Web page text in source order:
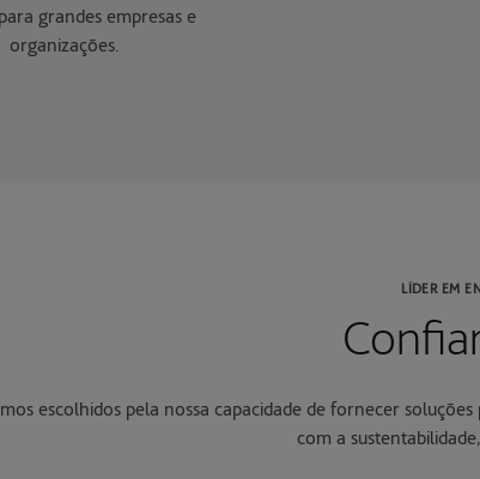
grandes empresas e
organizações.
LÍDER EM
escolhidos pela nossa capacidade de fornecer
com a